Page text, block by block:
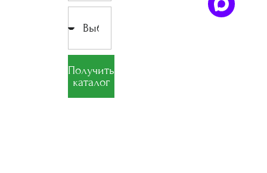
Получить
каталог